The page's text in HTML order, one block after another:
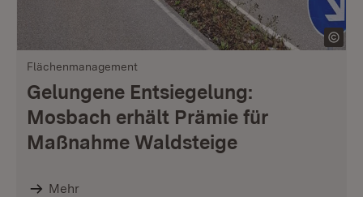
Flächenmanagement
Gelungene Entsiegelung:
Mosbach erhält Prämie für
Maßnahme Waldsteige
Mehr